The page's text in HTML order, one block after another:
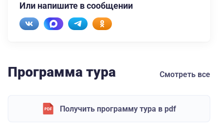
Или напишите в сообщении
Программа тура Смотреть все
Получить программу тура в pdf